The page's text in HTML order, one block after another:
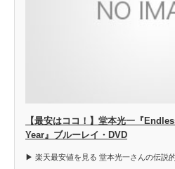
【最安はココ！】堂本光一『
Year』ブルーレイ・DVD
▶︎ 楽天最安値を見る 堂本光一さんの伝説